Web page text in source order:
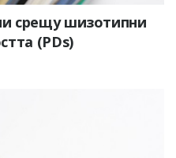
срещу шизотипни
(PDs)